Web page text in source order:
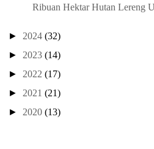
Ribuan Hektar Hutan Lereng
► 2024(32)
► 2023(14)
► 2022(17)
► 2021(21)
► 2020(13)